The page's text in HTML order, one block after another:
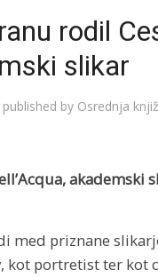
rodil
slikar
published by Osrednja
med priznane
kot portretist ter kot